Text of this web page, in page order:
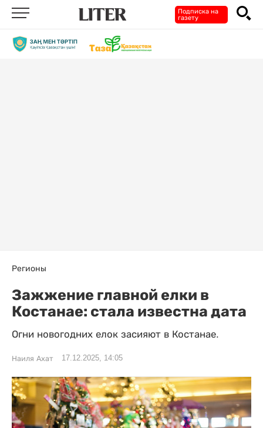
Подписка на
газету
Регионы
Зажжение главной елки в
Костанае: стала известна дата
Огни новогодних елок засияют в Костанае.
Наиля Ахат 17.12.2025, 14:05